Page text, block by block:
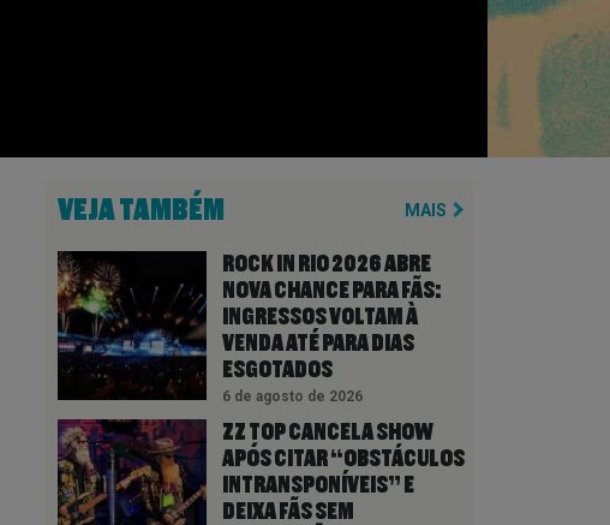
VEJA TAMBÉM MAIS
ROCK IN RIO 2026 ABRE
NOVA CHANCE PARA FÃS:
INGRESSOS VOLTAM À
VENDA ATÉ PARA DIAS
ESGOTADOS
6 de agosto de 2026
ZZ TOP CANCELA SHOW
APÓS CITAR “OBSTÁCULOS
INTRANSPONÍVEIS” E
DEIXA FÃS SEM